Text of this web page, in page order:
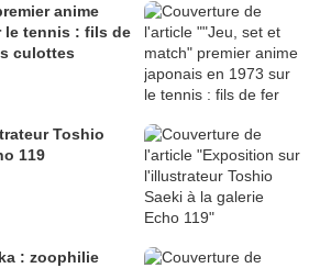
anime
le tennis : fils de
culottes
Toshio
119
: zoophilie